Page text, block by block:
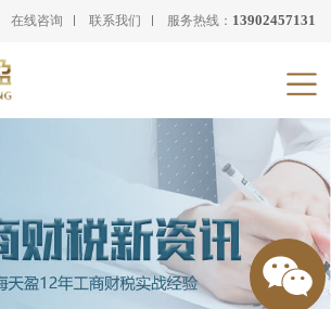
在线咨询 联系我们 服务热线： 13902457131